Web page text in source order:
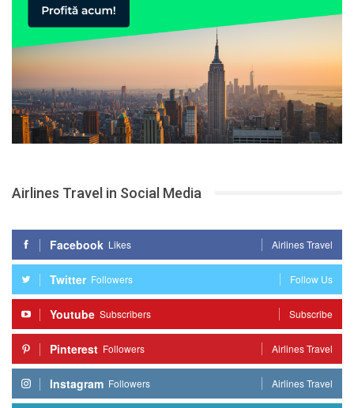
Airlines Travel in Social Media
Facebook Likes Airlines Travel
Twitter Followers Follow Us
Youtube Subscribers Subscribe
Pinterest Followers Airlines Travel
Instagram Followers Airlines Travel